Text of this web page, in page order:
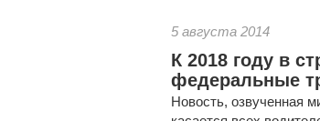
5 августа 2014
К 2018 году в
федеральные
Новость, озвученная